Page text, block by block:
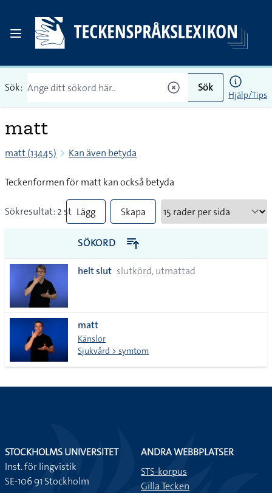
Sök: Sök
Hjälp/Tips
matt
matt (13445) Kan även betyda
Teckenformen för matt kan också betyda
Sökresultat: 2 st Lägg
till
alla i
Skapa
PDF
SÖKORD
helt slut slutkörd, utmattad
matt
Känslor
Sjukvård > symtom
STOCKHOLMS UNIVERSITET
Inst. för lingvistik
SE-106 91 Stockholm
ANDRA WEBBPLATSER
STS-korpus
Gilla Tecken